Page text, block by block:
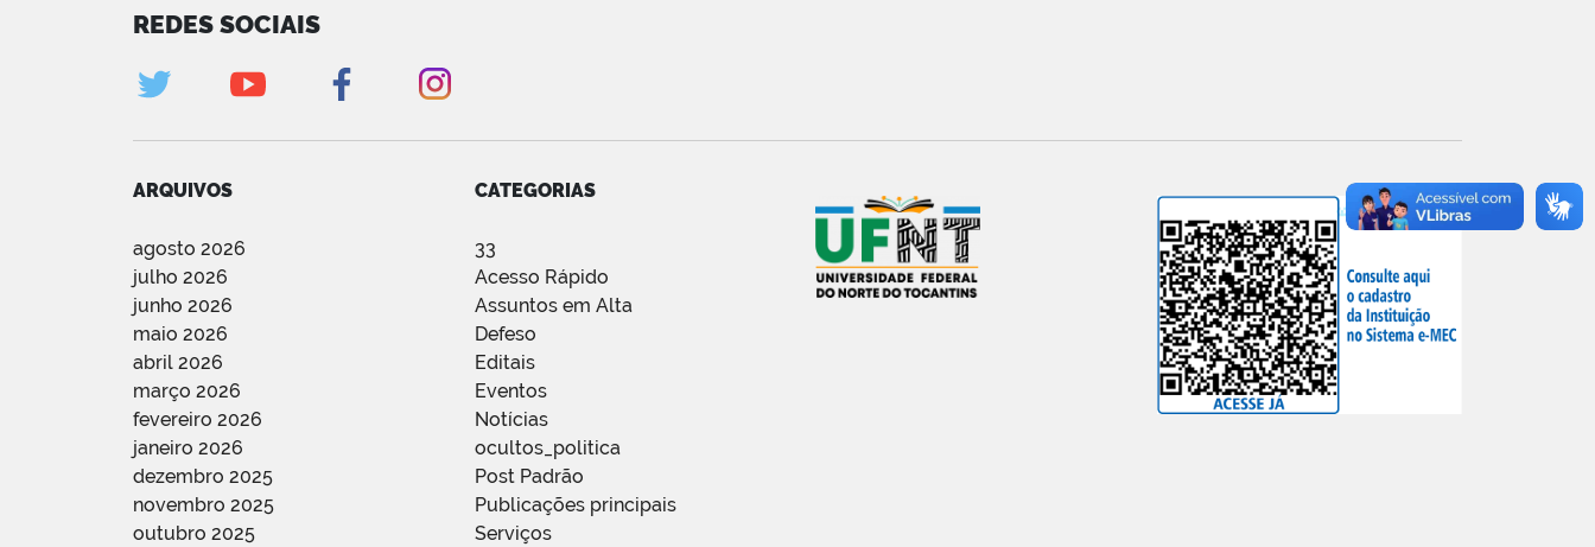
REDES SOCIAIS
ARQUIVOS
agosto 2026
julho 2026
junho 2026
maio 2026
abril 2026
março 2026
fevereiro 2026
janeiro 2026
dezembro 2025
novembro 2025
outubro 2025
CATEGORIAS
33
Acesso Rápido
Assuntos em Alta
Defeso
Editais
Eventos
Notícias
ocultos_politica
Post Padrão
Publicações principais
Serviços